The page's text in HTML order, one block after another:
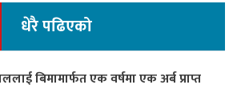
धेरै पढिएको
बिमामार्फत एक वर्षमा एक अर्ब प्राप्त